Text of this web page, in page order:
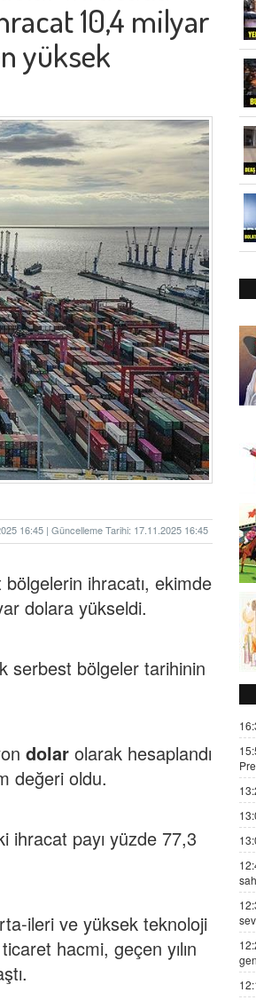
10,4 milyar
yüksek
16:45 | Güncelleme Tarihi: 17.11.2025 16:45
bölgelerin ihracatı, ekimde
dolara yükseldi.
serbest bölgeler tarihinin
dolar olarak hesaplandı
değeri oldu.
ihracat payı yüzde 77,3
ileri ve yüksek teknoloji
hacmi, geçen yılın